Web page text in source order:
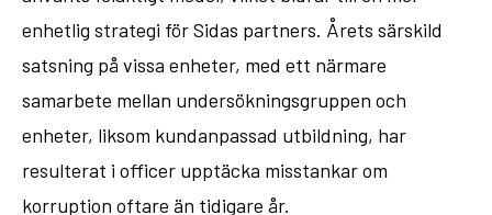
enhetlig strategi för Sidas partners. Årets särskild
satsning på vissa enheter, med ett närmare
samarbete mellan undersökningsgruppen och
enheter, liksom kundanpassad utbildning, har
resulterat i officer upptäcka misstankar om
korruption oftare än tidigare år.